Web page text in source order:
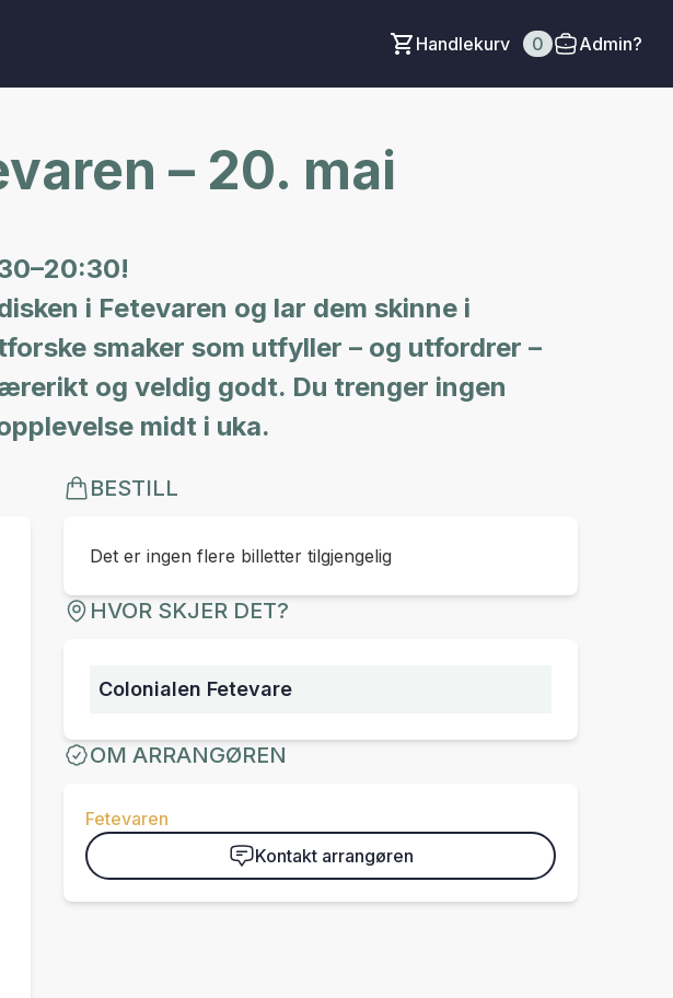
Handlekurv 0 Admin?
– 20. mai
i Fetevaren og lar dem skinne i
smaker som utfyller – og utfordrer –
og veldig godt. Du trenger ingen
midt i uka.
BESTILL
Det er ingen flere billetter tilgjengelig
HVOR SKJER DET?
Colonialen Fetevare
OM ARRANGØREN
Fetevaren
Kontakt arrangøren